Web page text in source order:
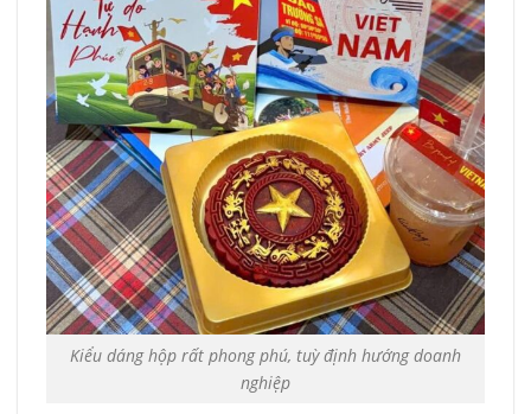
Kiểu dáng hộp rất phong phú, tuỳ định hướng doanh
nghiệp